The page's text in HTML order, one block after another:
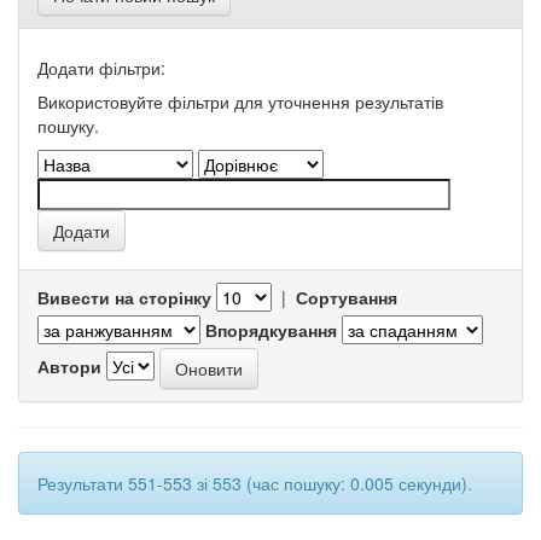
Додати фільтри:
Використовуйте фільтри для уточнення результатів
пошуку.
Вивести на сторінку | Сортування
Впорядкування
Автори
Результати 551-553 зі 553 (час пошуку: 0.005 секунди).